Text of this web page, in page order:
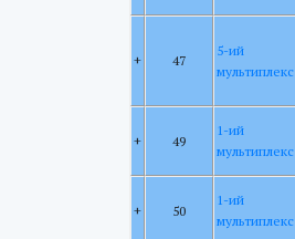
+ 47
5-ий
мультиплекс
+ 49
1-ий
мультиплекс
+ 50
1-ий
мультиплекс